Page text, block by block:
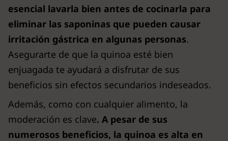
esencial lavarla bien antes de cocinarla para
eliminar las saponinas que pueden causar
irritación gástrica en algunas personas.
Asegurarte de que la quinoa esté bien
enjuagada te ayudará a disfrutar de sus
beneficios sin efectos secundarios indeseados.
Además, como con cualquier alimento, la
moderación es clave. A pesar de sus
numerosos beneficios, la quinoa es alta en